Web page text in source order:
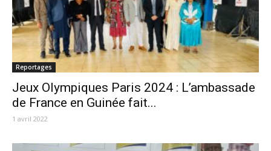
Reportages
Jeux Olympiques Paris 2024 : L’ambassade
de France en Guinée fait...
1 avril 2022